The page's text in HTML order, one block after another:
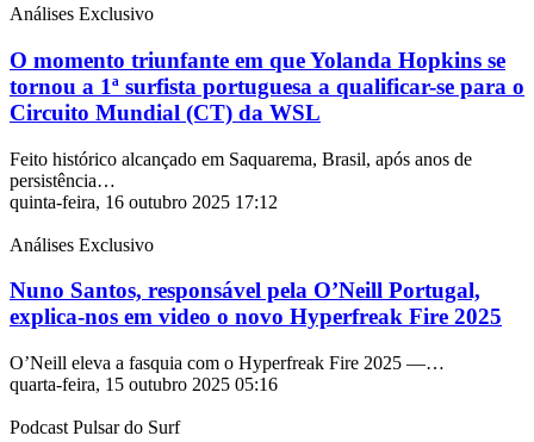
Análises Exclusivo
O momento triunfante em que Yolanda Hopkins se
tornou a 1ª surfista portuguesa a qualificar-se para o
Circuito Mundial (CT) da WSL
Feito histórico alcançado em Saquarema, Brasil, após anos de
persistência…
quinta-feira, 16 outubro 2025 17:12
Análises Exclusivo
Nuno Santos, responsável pela O’Neill Portugal,
explica-nos em video o novo Hyperfreak Fire 2025
O’Neill eleva a fasquia com o Hyperfreak Fire 2025 —…
quarta-feira, 15 outubro 2025 05:16
Podcast Pulsar do Surf